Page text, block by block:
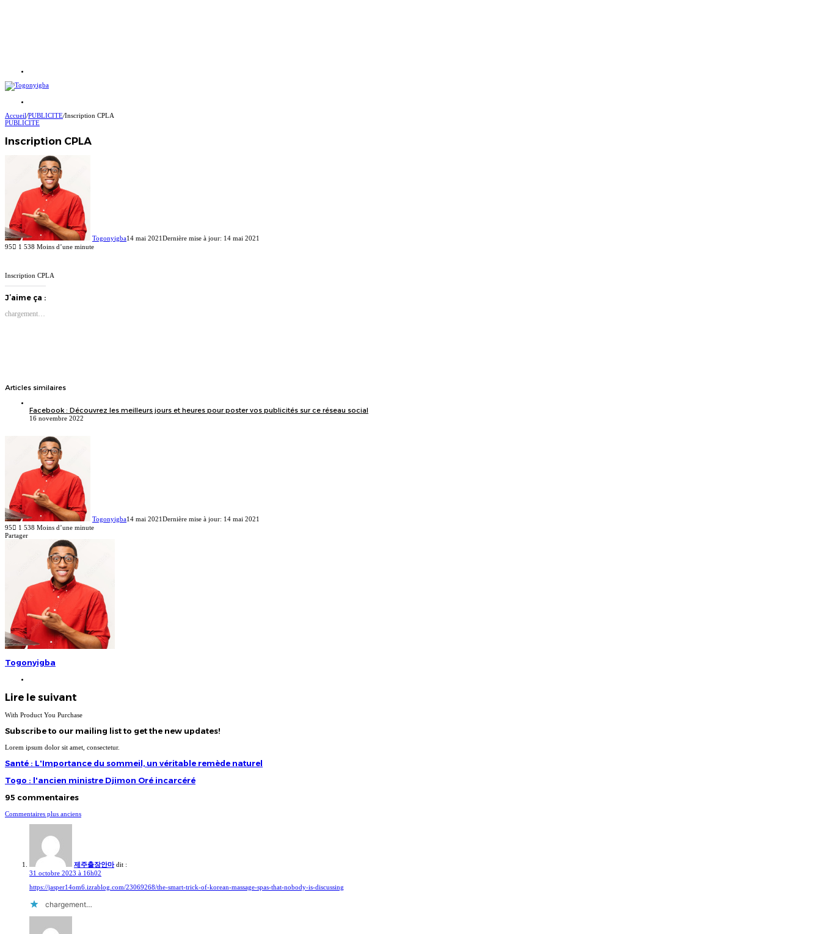
Accueil/PUBLICITE/Inscription CPLA
PUBLICITE
Inscription CPLA
Togonyigba14 mai 2021 Dernière mise à jour: 14 mai 2021
95
1 538 Moins d’une minute
Inscription CPLA
J’aime ça :
chargement…
Articles similaires
Facebook : Découvrez les meilleurs jours et heures pour poster vos publicités sur ce réseau social
16 novembre 2022
Togonyigba14 mai 2021 Dernière mise à jour: 14 mai 2021
95
1 538 Moins d’une minute
Facebook
X
Linkedin
Partager
Togonyigba
Lire le suivant
With Product You Purchase
Subscribe to our mailing list to get the new updates!
Lorem ipsum dolor sit amet, consectetur.
Santé
:
L'Importance
du
un
remède
Santé : L'Importance du sommeil, un véritable remède naturel
Togo
:
l'ancien
ministre
Oré
incarcéré
Togo : l'ancien ministre Djimon Oré incarcéré
95 commentaires
Navigation
dans
commentaires
Commentaires plus anciens
제주출장안마 dit :
31 octobre 2023 à 16h02
https://jasper14om6.izrablog.com/23069268/the-smart-trick-of-korean-massage-spas-that-nobody-is-discussing
chargement…